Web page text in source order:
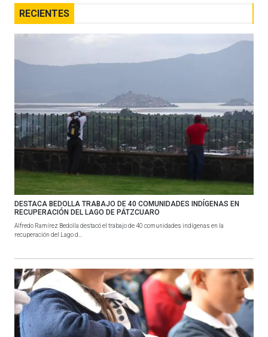
RECIENTES
DESTACA BEDOLLA TRABAJO DE 40 COMUNIDADES INDÍGENAS EN
RECUPERACIÓN DEL LAGO DE PÁTZCUARO
Alfredo Ramírez Bedolla destacó el trabajo de 40 comunidades indígenas en la
recuperación del Lago d...